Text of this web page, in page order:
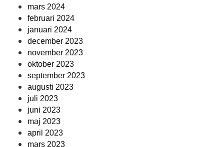
mars 2024
februari 2024
januari 2024
december 2023
november 2023
oktober 2023
september 2023
augusti 2023
juli 2023
juni 2023
maj 2023
april 2023
mars 2023